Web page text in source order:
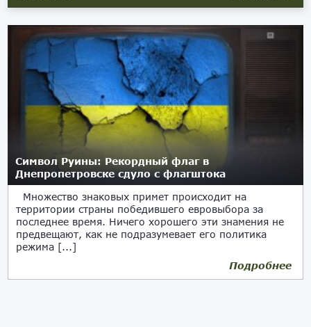
Символ Руины: Рекордный флаг в
Днепропетровске сдуло с флагштока
Множество знаковых примет происходит на
территории страны победившего евровыбора за
последнее время. Ничего хорошего эти знамения не
предвещают, как не подразумевает его политика
режима [...]
Подробнее